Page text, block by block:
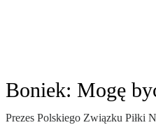
Boniek: Mogę
Prezes Polskiego Związku Piłki